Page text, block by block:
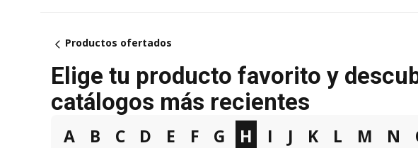
Productos ofertados
Elige tu producto favorito y
catálogos más recientes
A B C D E F G H I J K L M N